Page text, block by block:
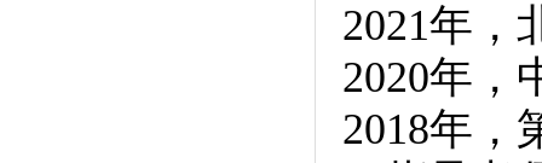
2021年，
2020年，
2018年，